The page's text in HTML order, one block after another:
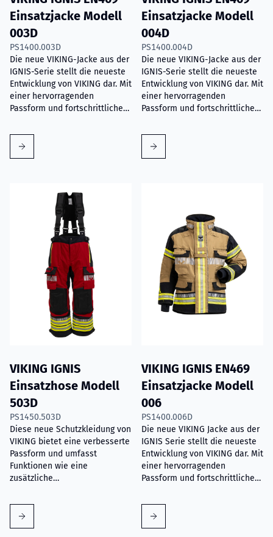
Einsatzjacke Modell
003D
PS1400.003D
Die neue VIKING-Jacke aus der
IGNIS-Serie stellt die neueste
Entwicklung von VIKING dar. Mit
einer hervorragenden
Passform und fortschrittlichen
Feuerwehrleuten den besten
Schutz und anpassbare
Optionen nach ihren
Einsatzjacke Modell
004D
PS1400.004D
Die neue VIKING-Jacke aus der
IGNIS-Serie stellt die neueste
Entwicklung von VIKING dar. Mit
einer hervorragenden
Passform und fortschrittlichen
Feuerwehrleuten den besten
Schutz und anpassbare
Optionen nach ihren
VIKING IGNIS
Einsatzhose Modell
503D
PS1450.503D
Diese neue Schutzkleidung von
VIKING bietet eine verbesserte
Passform und umfasst
Funktionen wie eine
zusätzliche
verbesserte leicht zugängliche
Taschen und ergonomisch
gestaltete Ellbogen und Knie.
VIKING IGNIS EN469
Einsatzjacke Modell
006
PS1400.006D
Die neue VIKING Jacke aus der
IGNIS Serie stellt die neueste
Entwicklung von VIKING dar. Mit
einer hervorragenden
Passform und fortschrittlichen
Feuerwehrleuten den besten
Schutz und anpassbare
Optionen nach ihren